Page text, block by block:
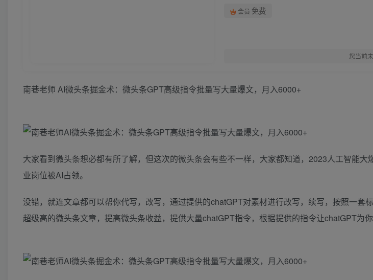
会员 免费
您当前
南巷老师 AI微头条掘金术：微头条GPT高级指令批量写大量爆文，月入6000+
大家看到微头条想必都有所了解，但这次的微头条会有些不一样，大家都知道，2023人工智能大
业岗位被AI占领。
没错，就连文章都可以帮你代写，改写，通过提供的chatGPT对素材进行改写，续写，按照一套
超级高的微头条文章，提高微头条收益，提供大量chatGPT指令，根据提供的指令让chatGPT为你